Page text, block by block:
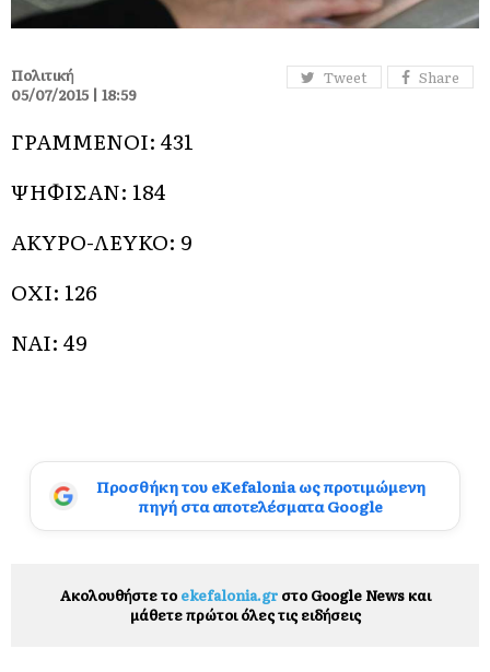
Tweet Share
Πολιτική
05/07/2015 | 18:59
ΓΡΑΜΜΕΝΟΙ: 431
ΨΗΦΙΣΑΝ: 184
ΑΚΥΡΟ-ΛΕΥΚΟ: 9
ΟΧΙ: 126
ΝΑΙ: 49
Προσθήκη του eKefalonia ως προτιμώμενη
πηγή στα αποτελέσματα Google
Ακολουθήστε το ekefalonia.grστο Google News και
μάθετε πρώτοι όλες τις ειδήσεις